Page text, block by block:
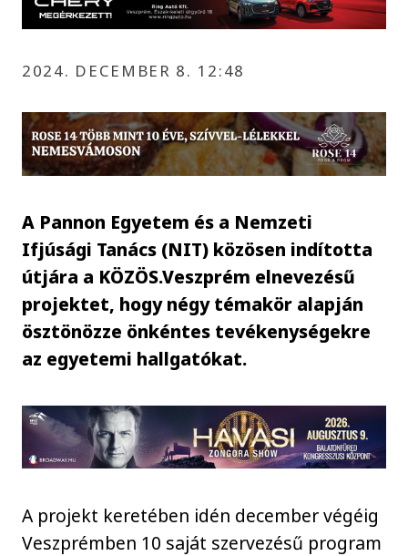
2024. DECEMBER 8. 12:48
A Pannon Egyetem és a Nemzeti
Ifjúsági Tanács (NIT) közösen indította
útjára a KÖZÖS.Veszprém elnevezésű
projektet, hogy négy témakör alapján
ösztönözze önkéntes tevékenységekre
az egyetemi hallgatókat.
A projekt keretében idén december végéig
Veszprémben 10 saját szervezésű program